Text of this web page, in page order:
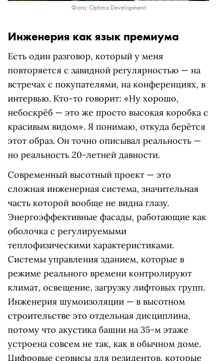
Фото: Optima Development
Инженерия как язык премиума
Есть один разговор, который у меня
повторяется с завидной регулярностью — на
встречах с покупателями, на конференциях, в
интервью. Кто-то говорит: «Ну хорошо,
небоскрёб — это же просто высокая коробка с
красивым видом». Я понимаю, откуда берётся
этот образ. Он точно описывал реальность —
но реальность 20-летней давности.
Современный высотный проект — это
сложная инженерная система, значительная
часть которой вообще не видна глазу.
Энергоэффективные фасады, работающие как
оболочка с регулируемыми
теплофизическими характеристиками.
Системы управления зданием, которые в
режиме реального времени контролируют
климат, освещение, загрузку лифтовых групп.
Инженерия шумоизоляции — в высотном
строительстве это отдельная дисциплина,
потому что акустика башни на 35-м этаже
устроена совсем не так, как в обычном доме.
Цифровые сервисы для резидентов, которые